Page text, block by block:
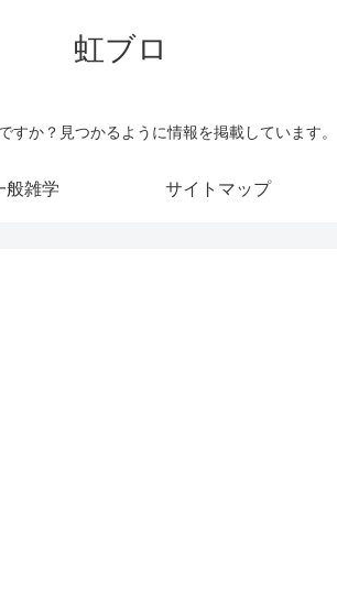
虹ブロ
すか？見つかるように情報を掲載しています。
般雑学 サイトマップ